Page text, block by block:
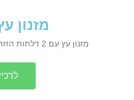
מזנון
מזנון עץ עם 2 דלתות הזזה, מדף פנימי ו-3 מגירות